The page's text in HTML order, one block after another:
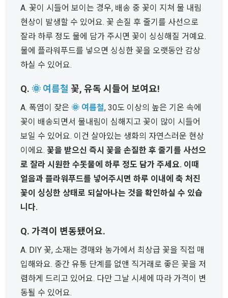
A. 꽃이 시들어 보이는 경우, 배송 중 꽃이 지쳐 물 내림
현상이 발생할 수 있어요. 꽃 손질 후 줄기를 사선으로
잘라 하루 정도 물에 담가 주시면 꽃이 싱싱해질 거예요.
물에 플라워푸드를 넣으면 싱싱한 꽃을 오랫동안 감상
하실 수 있어요.
Q. 🌞 여름철 꽃, 유독 시들어 보여요!
A. 폭염이 잦은 🌞 여름철, 30도 이상의 높은 기온 속에
꽃이 배송되면서 물내림이 심해지고 꽃이 많이 시들어
보일 수 있어요. 이건 살아있는 생화의 자연스러운 현상
이에요. 꽃을 받으신 즉시 꽃을 손질한 후 줄기를 사선으
로 잘라 시원한 수돗물에 하루 정도 담가 주세요. 이때
얼음과 플라워푸드를 넣어주시면 하루 이내에 축 처진
꽃이 싱싱한 상태로 되살아나는 것을 확인하실 수 있습
니다.
Q. 가격이 변동됐어요.
A. DIY 꽃, 소재는 경매와 농가에서 최상급 꽃을 직접 매
입해와요. 중간 유통 단계를 없앤 직거래로 좋은 꽃을 저
렴하게 드리고 있어요. 다만 그날 시세에 따라 가격이 변
동될 수 있어요.